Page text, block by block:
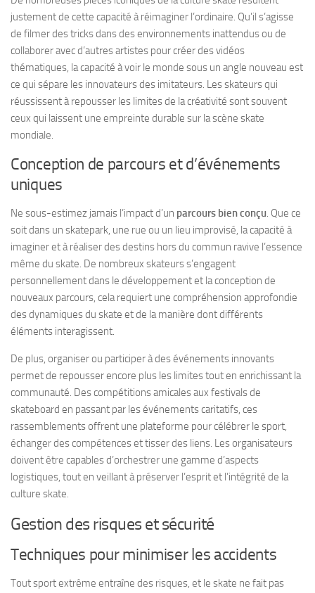
justement de cette capacité à réimaginer l’ordinaire. Qu’il s’agisse
de filmer des tricks dans des environnements inattendus ou de
collaborer avec d’autres artistes pour créer des vidéos
thématiques, la capacité à voir le monde sous un angle nouveau est
ce qui sépare les innovateurs des imitateurs. Les skateurs qui
réussissent à repousser les limites de la créativité sont souvent
ceux qui laissent une empreinte durable sur la scène skate
mondiale.
Conception de parcours et d’événements
uniques
Ne sous-estimez jamais l’impact d’un parcours bien conçu. Que ce
soit dans un skatepark, une rue ou un lieu improvisé, la capacité à
imaginer et à réaliser des destins hors du commun ravive l’essence
même du skate. De nombreux skateurs s’engagent
personnellement dans le développement et la conception de
nouveaux parcours, cela requiert une compréhension approfondie
des dynamiques du skate et de la manière dont différents
éléments interagissent.
De plus, organiser ou participer à des événements innovants
permet de repousser encore plus les limites tout en enrichissant la
communauté. Des compétitions amicales aux festivals de
skateboard en passant par les événements caritatifs, ces
rassemblements offrent une plateforme pour célébrer le sport,
échanger des compétences et tisser des liens. Les organisateurs
doivent être capables d’orchestrer une gamme d’aspects
logistiques, tout en veillant à préserver l’esprit et l’intégrité de la
culture skate.
Gestion des risques et sécurité
Techniques pour minimiser les accidents
Tout sport extrême entraîne des risques, et le skate ne fait pas